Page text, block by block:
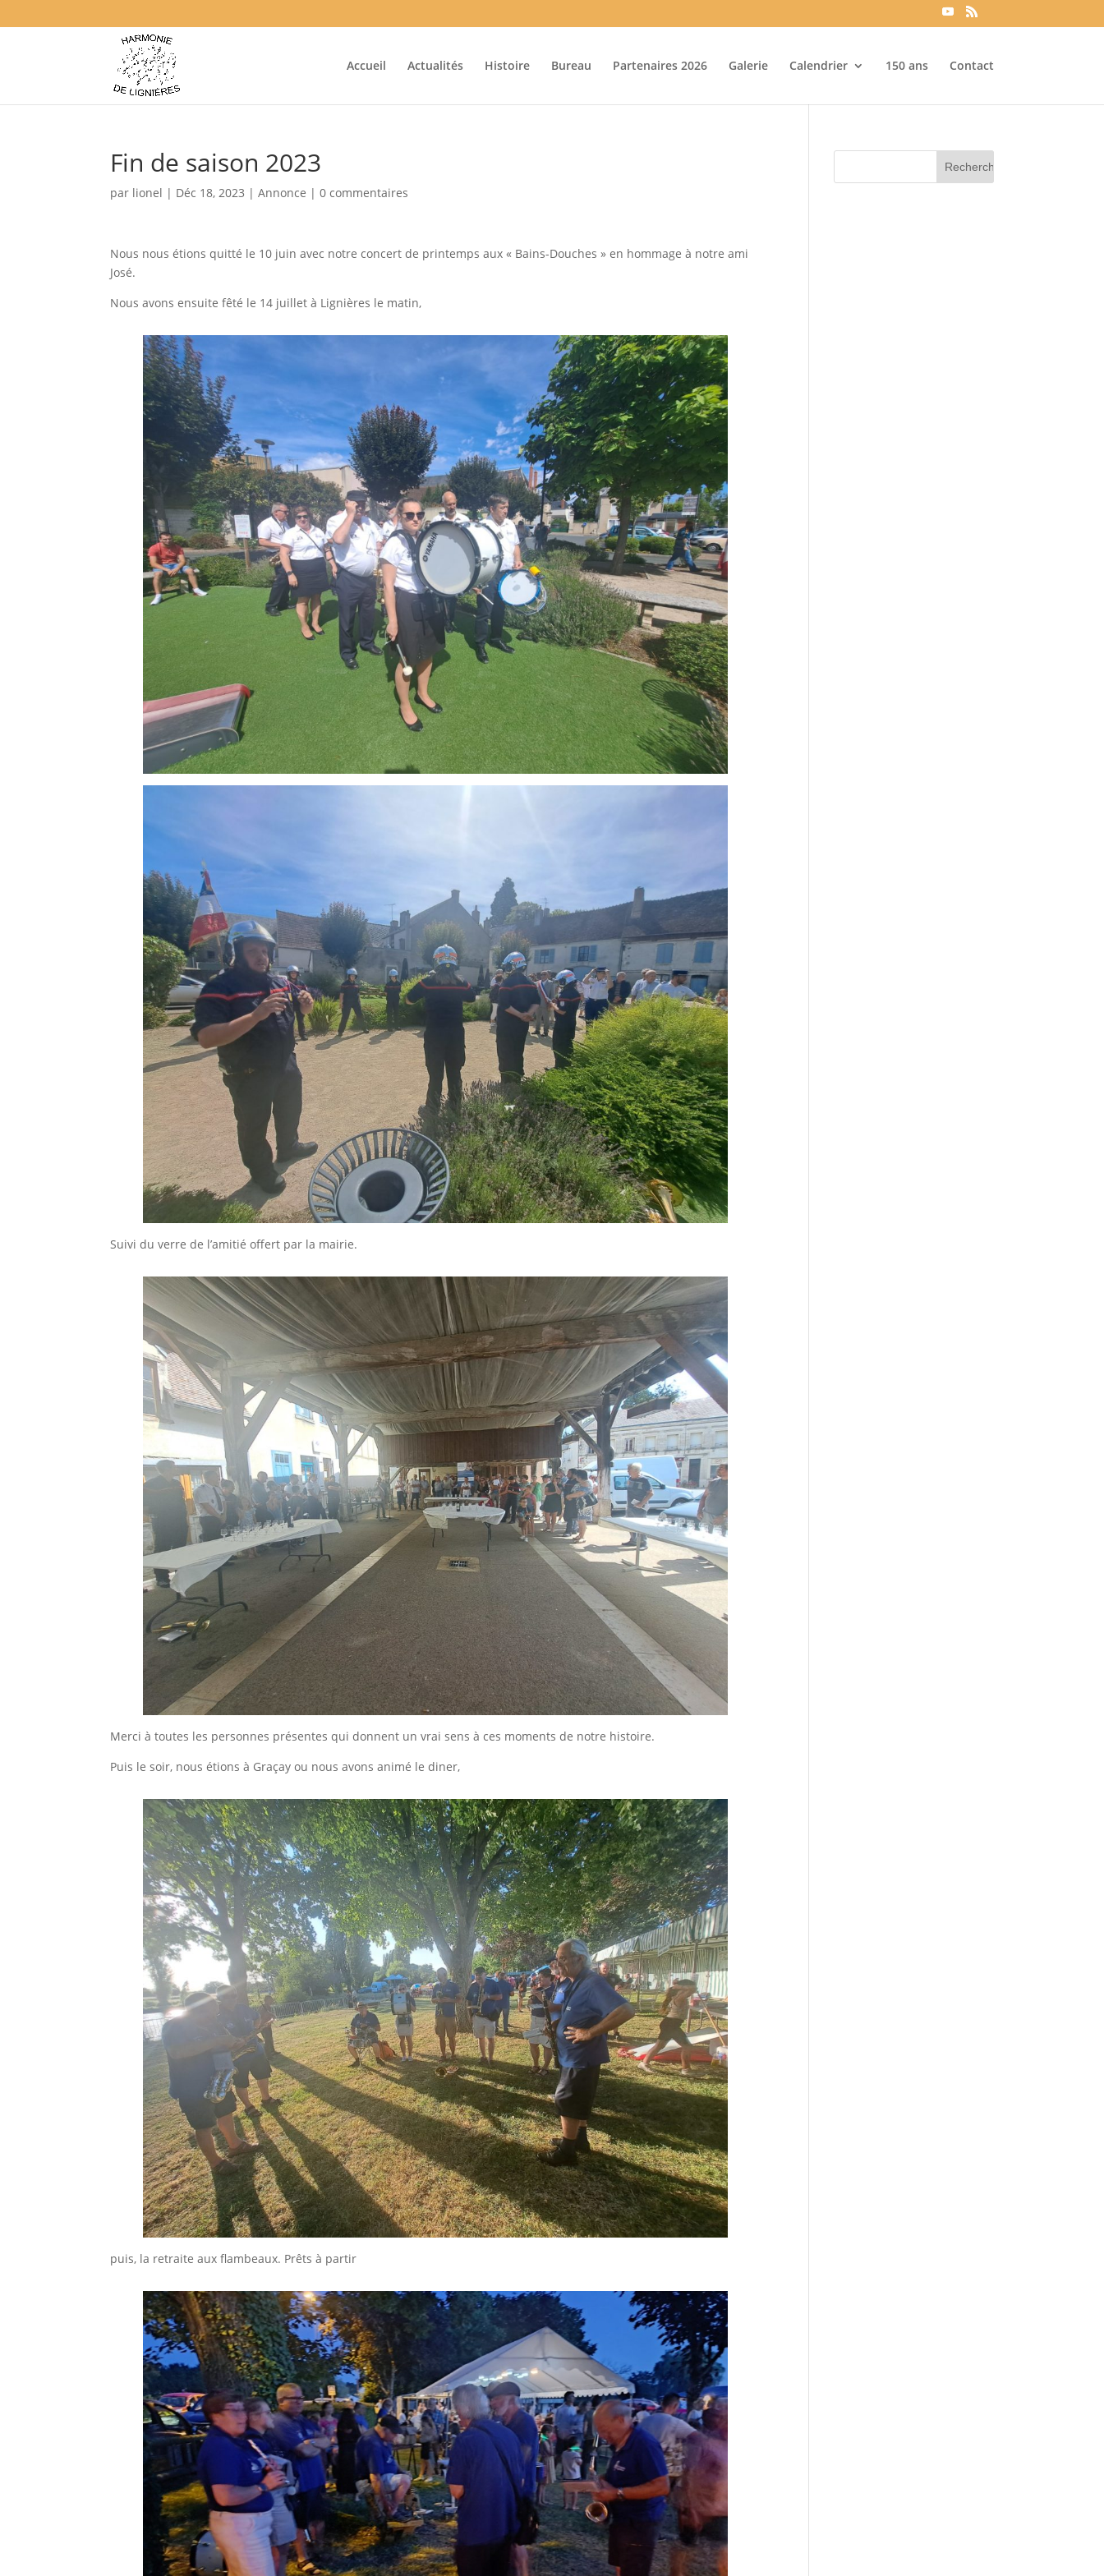
Accueil Actualités Histoire Bureau Partenaires 2026 Galerie Calendrier 150 ans Contact
Fin de saison 2023
par lionel | Déc 18, 2023 |Annonce |0 commentaires
Nous nous étions quitté le 10 juin avec notre concert de printemps aux « Bains-Douches » en hommage à notre ami
José.
Nous avons ensuite fêté le 14 juillet à Lignières le matin,
Suivi du verre de l’amitié offert par la mairie.
Merci à toutes les personnes présentes qui donnent un vrai sens à ces moments de notre histoire.
Puis le soir, nous étions à Graçay ou nous avons animé le diner,
puis, la retraite aux flambeaux. Prêts à partir